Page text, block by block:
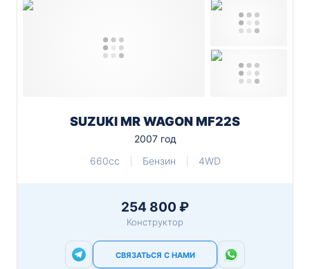
SUZUKI MR WAGON MF22S
2007 год
660cc
Бензин 4WD
254 800 ₽
Конструктор
СВЯЗАТЬСЯ С НАМИ